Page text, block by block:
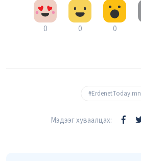
0 0 0
#ErdenetToday.mn
Мэдээг хуваалцах: